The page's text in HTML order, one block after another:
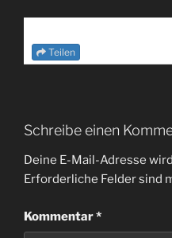
Teilen
Schreibe einen
Deine E-Mail-Adresse
Erforderliche Felder sind
Kommentar*